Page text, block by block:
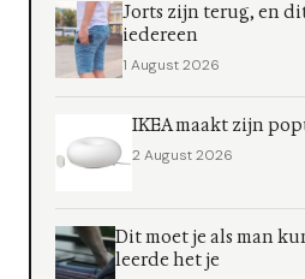
Jorts zijn terug, en
iedereen
1 August 2026
IKEA maakt zijn
2 August 2026
Dit moet je als man
leerde het je